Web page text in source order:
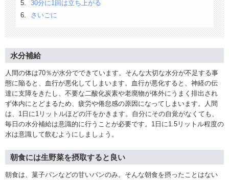
30分に1回は立ち上がる
さいごに
水分補給
人間の体は70％が水分でできています。そんな大切な水分が不足する事
態に陥ると、血行が悪化してしまいます。血行が悪化すると、神経の伝
達に支障をきたし、不要な二酸化炭素や老廃物が体外にうまく排出され
ず体内にとどまるため、疲労や倦怠感の原因になってしまいます。人間
は、1日に1リットルほどの汗をかきます。自分にその自覚がなくても、
毎日の水分補給は意識的に行うことが必要です。1日に1.5リットル程度の
水は意識して飲むようにしましょう。
朝食には生野菜を摂取すると良い
朝食は、菓子パンなどの甘いパンのみ。そんな朝食を摂ったことはない